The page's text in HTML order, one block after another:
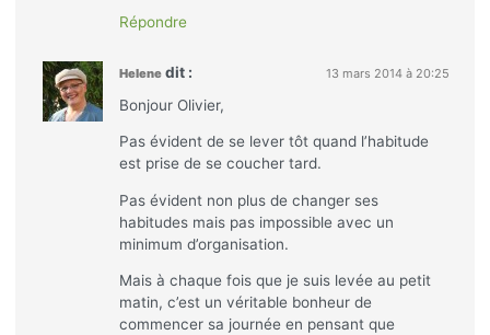
Répondre
Helene dit : 13 mars 2014 à 20:25
Bonjour Olivier,
Pas évident de se lever tôt quand l’habitude
est prise de se coucher tard.
Pas évident non plus de changer ses
habitudes mais pas impossible avec un
minimum d’organisation.
Mais à chaque fois que je suis levée au petit
matin, c’est un véritable bonheur de
commencer sa journée en pensant que